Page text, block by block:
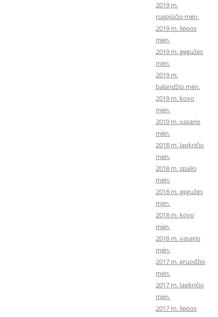
2019 m.
rugpjūčio mėn.
2019 m. liepos
mėn.
2019 m. gegužės
mėn.
2019 m.
balandžio mėn.
2019 m. kovo
mėn.
2019 m. vasario
mėn.
2018 m. lapkričio
mėn.
2018 m. spalio
mėn.
2018 m. gegužės
mėn.
2018 m. kovo
mėn.
2018 m. vasario
mėn.
2017 m. gruodžio
mėn.
2017 m. lapkričio
mėn.
2017 m. liepos